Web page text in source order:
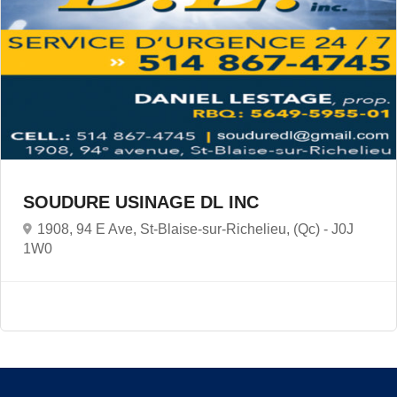
SOUDURE USINAGE DL INC
1908, 94 E Ave, St-Blaise-sur-Richelieu, (Qc) - J0J
1W0